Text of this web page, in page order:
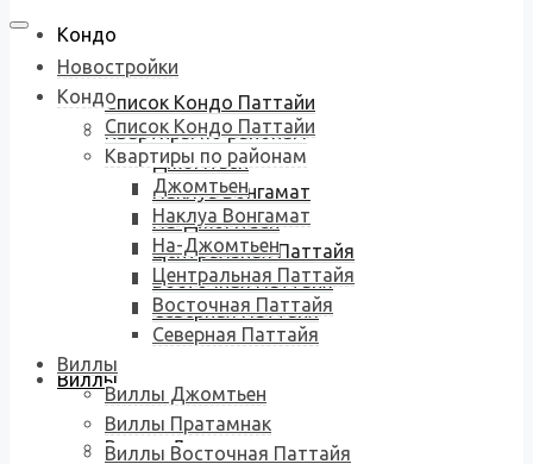
Кондо
Список Кондо Паттайи
Квартиры по районам
Джомтьен
Наклуа Вонгамат
На-Джомтьен
Центральная Паттайя
Восточная Паттайя
Северная Паттайя
Виллы
Виллы Джомтьен
Новостройки
Кондо
Список Кондо Паттайи
Квартиры по районам
Джомтьен
Наклуа Вонгамат
На-Джомтьен
Центральная Паттайя
Восточная Паттайя
Северная Паттайя
Виллы
Виллы Джомтьен
Виллы Пратамнак
Виллы Восточная Паттайя